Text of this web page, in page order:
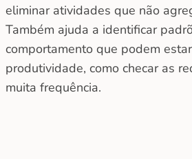
eliminar atividades que não
Também ajuda a identificar
comportamento que podem
produtividade, como checar as
muita frequência.